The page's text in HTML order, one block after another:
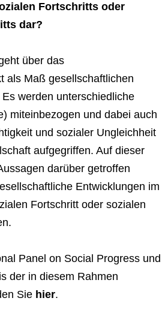
Fortschritts oder
dar?
über das
als Maß gesellschaftlichen
werden unterschiedliche
miteinbezogen und dabei auch
und sozialer Ungleichheit
aufgegriffen. Auf dieser
darüber getroffen
Entwicklungen im
Fortschritt oder sozialen
Panel on Social Progress und
der in diesem Rahmen
Sie hier.